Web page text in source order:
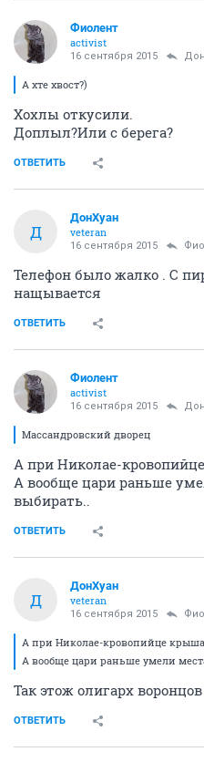
Фиолент
activist
16 сентября 2015
А хте хвост?)
Хохлы откусили.
Доплыл?Или с берега?
ОТВЕТИТЬ
Д
ДонХуан
veteran
16 сентября 2015
Телефон было жалко . С
нащывается
ОТВЕТИТЬ
Фиолент
activist
16 сентября 2015
Массандровский дворец
А при Николае-
А вообще цари раньше
выбирать..
ОТВЕТИТЬ
Д
ДонХуан
veteran
16 сентября 2015
А при Николае-кровопийце
А вообще цари раньше умели
Так этож олигарх
ОТВЕТИТЬ